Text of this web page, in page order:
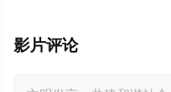
影片评论